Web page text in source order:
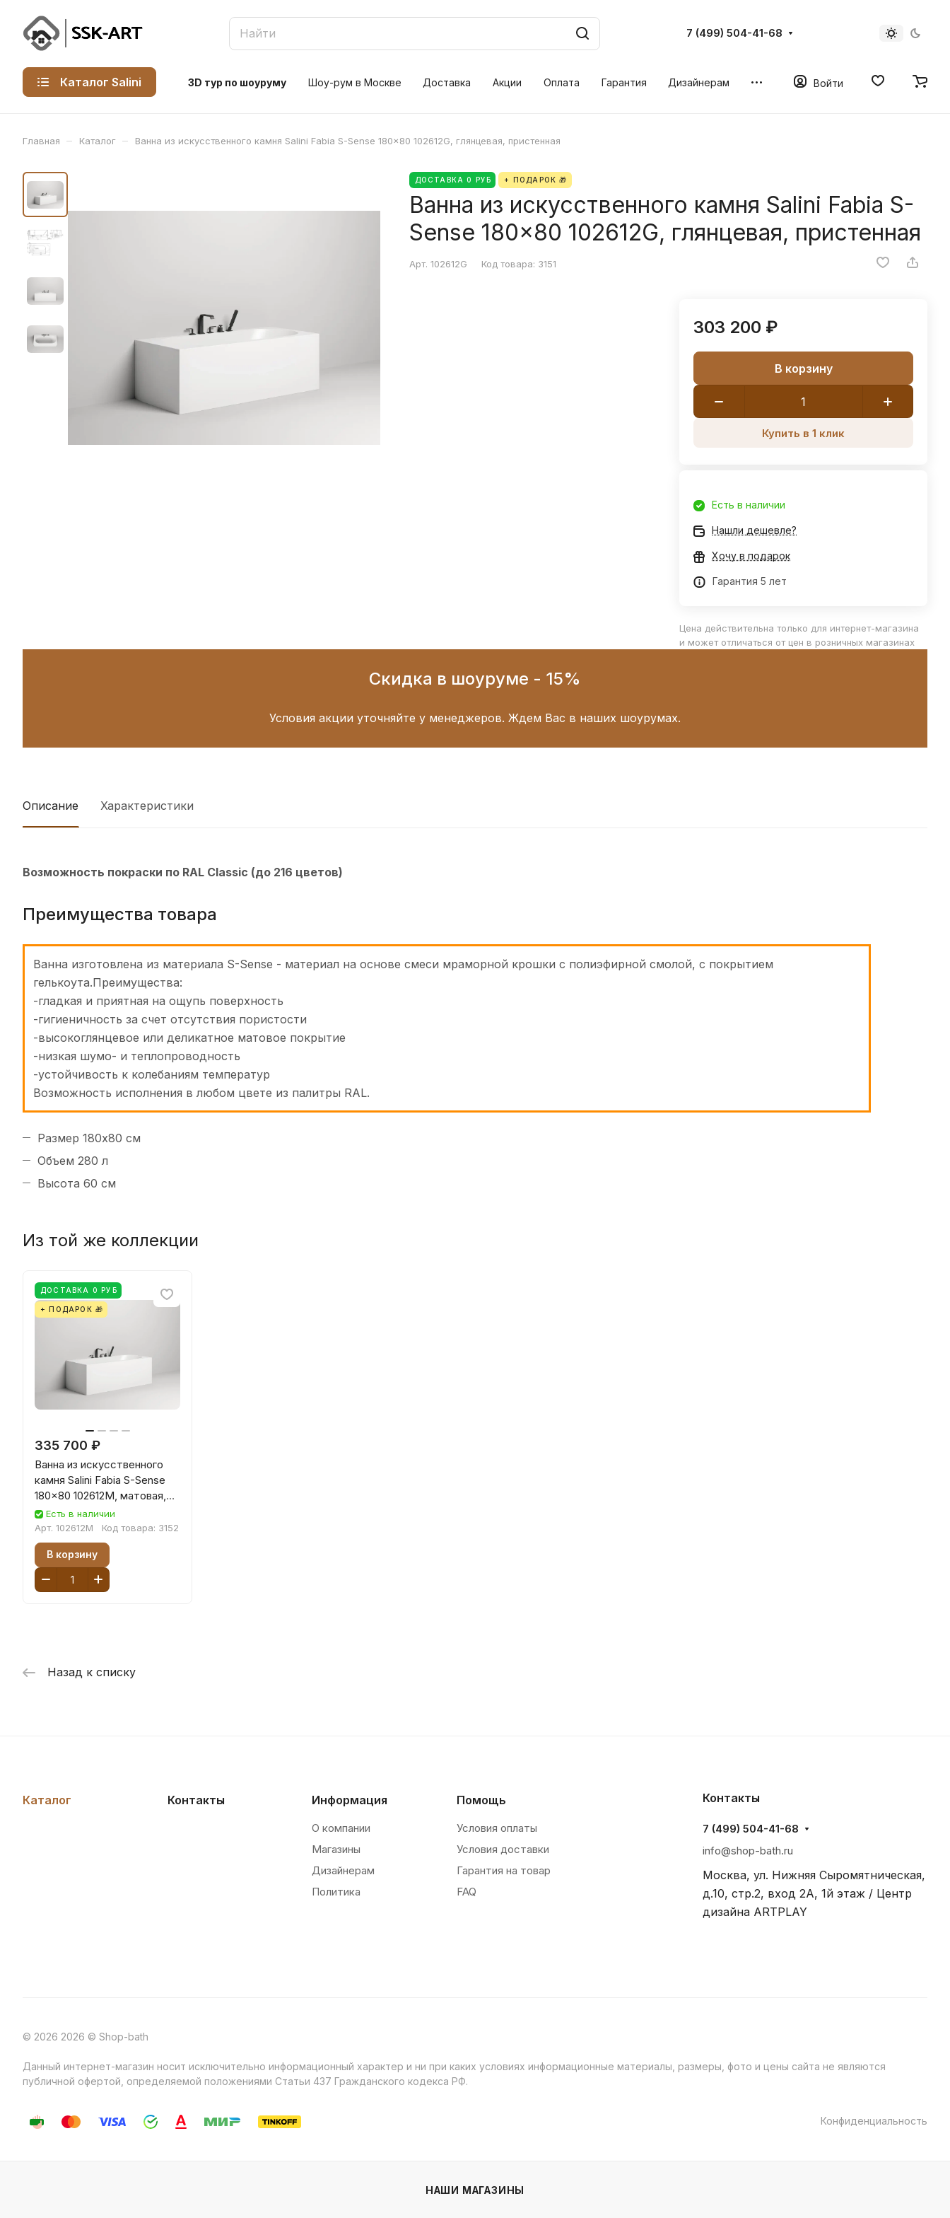
7 (499) 504-41-68
Каталог Salini 3D тур по шоуруму Шоу-рум в Москве Доставка Акции Оплата Гарантия Дизайнерам Войти
Главная – Каталог – Ванна из искусственного камня Salini Fabia S-Sense 180x80 102612G, глянцевая, пристенная
ДОСТАВКА 0 РУБ + ПОДАРОК 🎁
Ванна из искусственного камня Salini Fabia S-
Sense 180x80 102612G, глянцевая, пристенная
Арт. 102612G Код товара: 3151
303 200 ₽
В корзину
Купить в 1 клик
Есть в наличии
Нашли дешевле?
Хочу в подарок
Гарантия 5 лет
Цена действительна только для интернет-магазина
и может отличаться от цен в розничных магазинах
Скидка в шоуруме - 15%
Условия акции уточняйте у менеджеров. Ждем Вас в наших шоурумах.
Описание Характеристики
Возможность покраски по RAL Classic (до 216 цветов)
Преимущества товара
Ванна изготовлена из материала S-Sense - материал на основе смеси мраморной крошки с полиэфирной смолой, с покрытием
гелькоута.Преимущества:
-гладкая и приятная на ощупь поверхность
-гигиеничность за счет отсутствия пористости
-высокоглянцевое или деликатное матовое покрытие
-низкая шумо- и теплопроводность
-устойчивость к колебаниям температур
Возможность исполнения в любом цвете из палитры RAL.
Размер 180x80 см
Объем 280 л
Высота 60 см
Из той же коллекции
ДОСТАВКА 0 РУБ
+ ПОДАРОК 🎁
335 700 ₽
Ванна из искусственного
камня Salini Fabia S-Sense
180x80 102612M, матовая,
пристенная
Есть в наличии
Арт. 102612M Код товара: 3152
В корзину
Назад к списку
Каталог Контакты Информация
О компании
Магазины
Дизайнерам
Политика
Помощь
Условия оплаты
Условия доставки
Гарантия на товар
FAQ
Контакты
7 (499) 504-41-68
info@shop-bath.ru
Москва, ул. Нижняя Сыромятническая,
д.10, стр.2, вход 2A, 1й этаж / Центр
дизайна ARTPLAY
© 2026 2026 © Shop-bath
Данный интернет-магазин носит исключительно информационный характер и ни при каких условиях информационные материалы, размеры, фото и цены сайта не являются
публичной офертой, определяемой положениями Статьи 437 Гражданского кодекса РФ.
Конфиденциальность
НАШИ МАГАЗИНЫ